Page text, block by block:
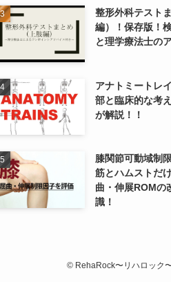
整形外科テスト
編）！保存版！
と理学療法士の
アナトミートレ
部と臨床的な考
が解説！！
膝関節可動域制
筋とハムストだ
曲・伸展ROMの
識！
©RehaRock〜リハロック